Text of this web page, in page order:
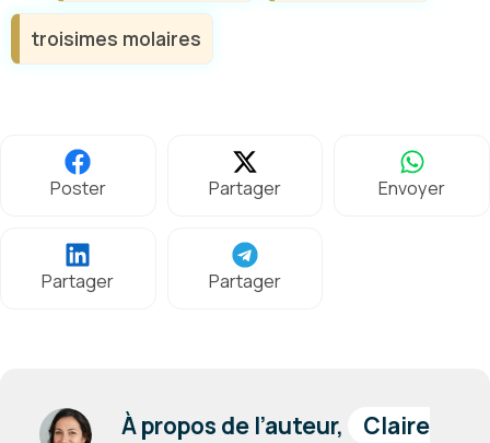
troisimes molaires
Poster Partager Envoyer
Partager Partager
À propos de l’auteur,
Claire